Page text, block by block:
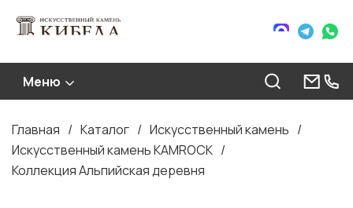
Меню
Строка
навигации
Главная Каталог
Искусственный камень
Искусственный камень KAMROCK
Коллекция Альпийская деревня